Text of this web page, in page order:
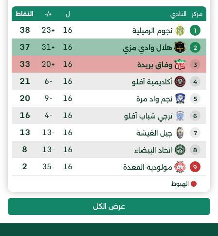
مركز النادي ل +/- النقاط
1 نجوم الرميلية 16
+23
38
2 هلال وادي مزي 16
+31
37
3 وفاق بريدة 16
+20
33
4 أكاديمية آفلو 16
-6
21
5 نجم واد مرة 16
-9
20
6 ترجي شباب آفلو 16
-4
16
7 جيل الغيشة 16
-13
13
8 اتحاد البيضاء 16
-13
8
9 مولودية القعدة 16
-35
2
الهبوط
عرض الكل